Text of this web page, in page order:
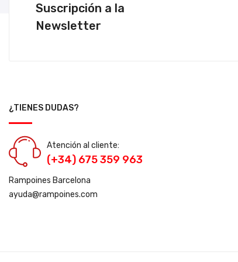
Suscripción a la
Newsletter
¿TIENES DUDAS?
Atención al cliente:
(+34) 675 359 963
Rampoines Barcelona
ayuda@rampoines.com